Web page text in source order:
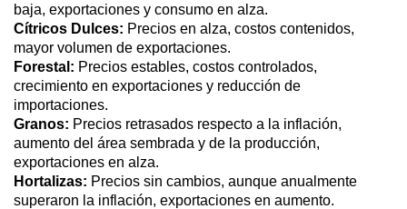
baja, exportaciones y consumo en alza.
Cítricos Dulces: Precios en alza, costos contenidos,
mayor volumen de exportaciones.
Forestal: Precios estables, costos controlados,
crecimiento en exportaciones y reducción de
importaciones.
Granos: Precios retrasados respecto a la inflación,
aumento del área sembrada y de la producción,
exportaciones en alza.
Hortalizas: Precios sin cambios, aunque anualmente
superaron la inflación, exportaciones en aumento.